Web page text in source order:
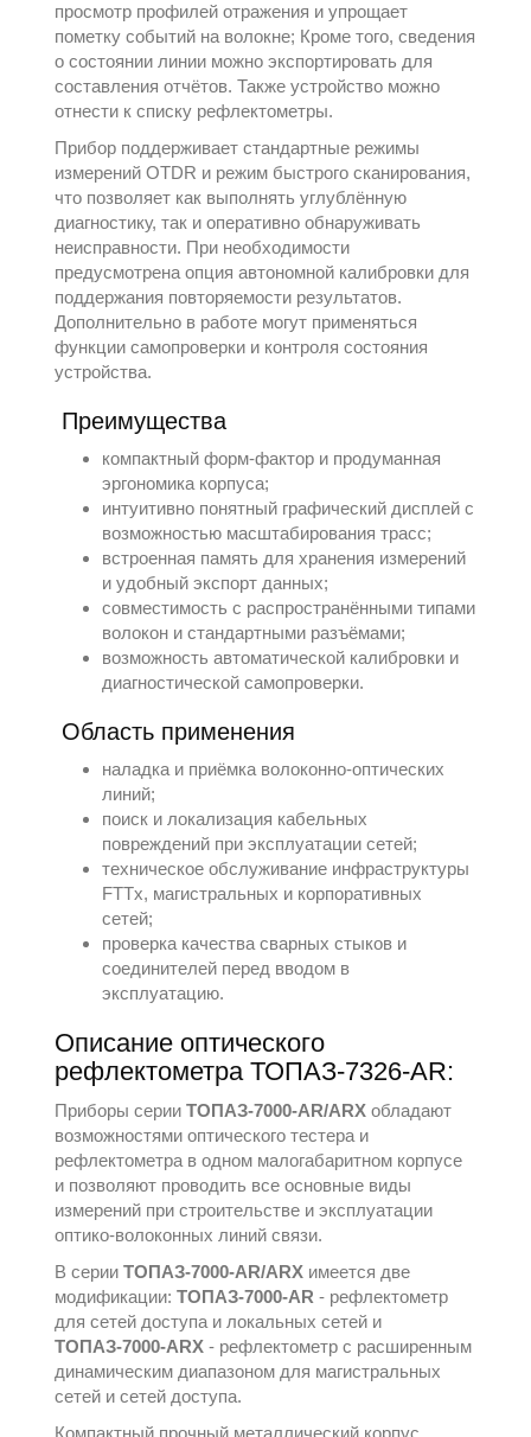
просмотр профилей отражения и упрощает
пометку событий на волокне; Кроме того, сведения
о состоянии линии можно экспортировать для
составления отчётов. Также устройство можно
отнести к списку рефлектометры.
Прибор поддерживает стандартные режимы
измерений OTDR и режим быстрого сканирования,
что позволяет как выполнять углублённую
диагностику, так и оперативно обнаруживать
неисправности. При необходимости
предусмотрена опция автономной калибровки для
поддержания повторяемости результатов.
Дополнительно в работе могут применяться
функции самопроверки и контроля состояния
устройства.
Преимущества
компактный форм-фактор и продуманная
эргономика корпуса;
интуитивно понятный графический дисплей с
возможностью масштабирования трасс;
встроенная память для хранения измерений
и удобный экспорт данных;
совместимость с распространёнными типами
волокон и стандартными разъёмами;
возможность автоматической калибровки и
диагностической самопроверки.
Область применения
наладка и приёмка волоконно-оптических
линий;
поиск и локализация кабельных
повреждений при эксплуатации сетей;
техническое обслуживание инфраструктуры
FTTx, магистральных и корпоративных
сетей;
проверка качества сварных стыков и
соединителей перед вводом в
эксплуатацию.
Описание оптического
рефлектометра ТОПАЗ-7326-AR:
Приборы серииТОПАЗ-7000-AR/ARX обладают
возможностями оптического тестера и
рефлектометра в одном малогабаритном корпусе
и позволяют проводить все основные виды
измерений при строительстве и эксплуатации
оптико-волоконных линий связи.
В серииТОПАЗ-7000-AR/ARX имеется две
модификации:ТОПАЗ-7000-AR - рефлектометр
для сетей доступа и локальных сетей и
ТОПАЗ-7000-ARX - рефлектометр с расширенным
динамическим диапазоном для магистральных
сетей и сетей доступа.
Компактный прочный металлический корпус,